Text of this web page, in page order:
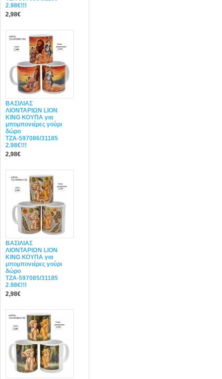
2.98€!!!
2,98€
ΒΑΣΙΛΙΑΣ
ΛΙΟΝΤΑΡΙΩΝ LION
KING ΚΟΥΠΑ για
μπομπονιέρες γούρι
δώρο
ΤΖΑ-597086/31185
2.98€!!!
2,98€
ΒΑΣΙΛΙΑΣ
ΛΙΟΝΤΑΡΙΩΝ LION
KING ΚΟΥΠΑ για
μπομπονιέρες γούρι
δώρο
ΤΖΑ-597085/31185
2.98€!!!
2,98€